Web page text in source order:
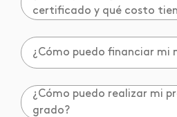
certificado y qué costo
¿Cómo puedo financiar mi
¿Cómo puedo realizar mi
grado?